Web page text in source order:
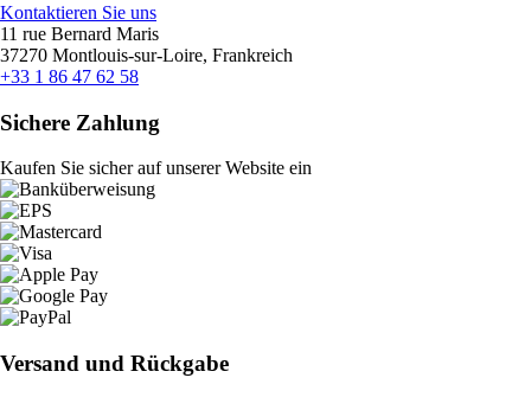
Kontaktieren Sie uns
11 rue Bernard Maris
37270 Montlouis-sur-Loire, Frankreich
+33 1 86 47 62 58
Sichere Zahlung
Kaufen Sie sicher auf unserer Website ein
Versand und Rückgabe